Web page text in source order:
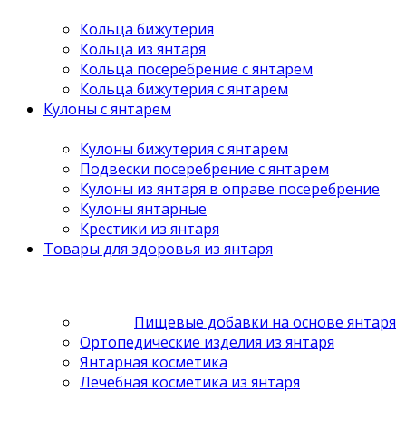
Кольца бижутерия
Кольца из янтаря
Кольца посеребрение с янтарем
Кольца бижутерия с янтарем
Кулоны с янтарем
Кулоны бижутерия с янтарем
Подвески посеребрение с янтарем
Кулоны из янтаря в оправе посеребрение
Кулоны янтарные
Крестики из янтаря
Товары для здоровья из янтаря
Пищевые добавки на основе янтаря
Ортопедические изделия из янтаря
Янтарная косметика
Лечебная косметика из янтаря